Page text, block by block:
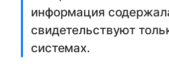
информация
свидетельствуют
системах.